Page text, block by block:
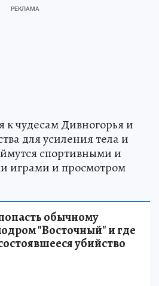
чудесам Дивногорья и
для усиления тела и
спортивными и
играми и просмотром
обычному
"Восточный" и где
убийство